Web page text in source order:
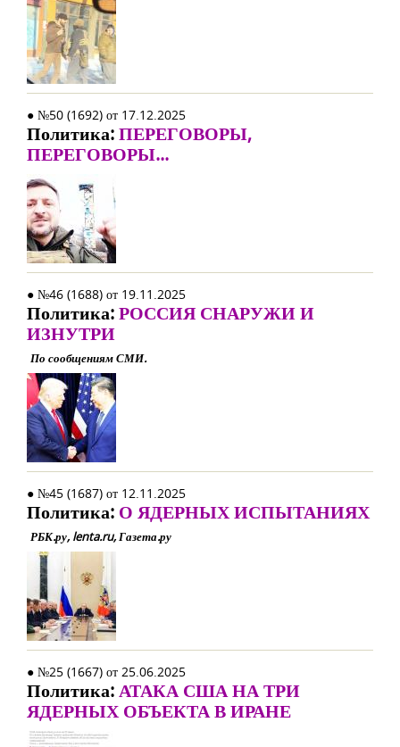
● №50 (1692) от 17.12.2025
Политика:ПЕРЕГОВОРЫ,
ПЕРЕГОВОРЫ...
● №46 (1688) от 19.11.2025
Политика:РОССИЯ СНАРУЖИ И
ИЗНУТРИ
По сообщениям СМИ.
● №45 (1687) от 12.11.2025
Политика: О ЯДЕРНЫХ ИСПЫТАНИЯХ
РБК.ру, lenta.ru, Газета.ру
● №25 (1667) от 25.06.2025
Политика:АТАКА США НА ТРИ
ЯДЕРНЫХ ОБЪЕКТА В ИРАНЕ